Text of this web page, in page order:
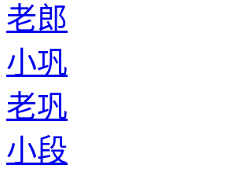
老郎
小巩
老巩
小段